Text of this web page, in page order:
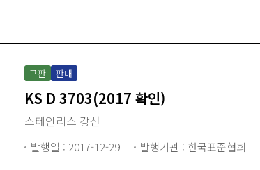
구판 판매
KS D 3703(2017 확인)
스테인리스 강선
발행일 : 2017-12-29 발행기관 : 한국표준협회